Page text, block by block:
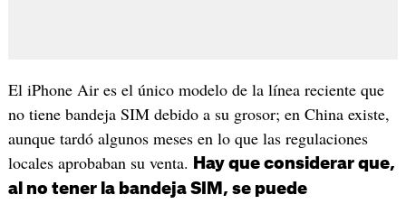
El iPhone Air es el único modelo de la línea reciente que
no tiene bandeja SIM debido a su grosor; en China existe,
aunque tardó algunos meses en lo que las regulaciones
locales aprobaban su venta.
Hay que considerar que,
al no tener la bandeja SIM, se puede